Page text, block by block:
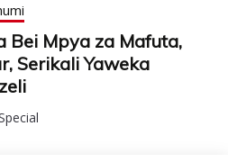
Bei Mpya za Mafuta,
Serikali Yaweka